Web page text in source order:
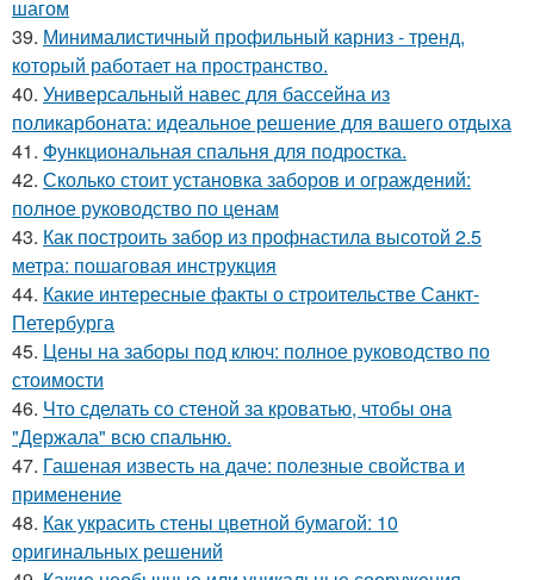
шагом
39. Минималистичный профильный карниз - тренд,
который работает на пространство.
40. Универсальный навес для бассейна из
поликарбоната: идеальное решение для вашего отдыха
41. Функциональная спальня для подростка.
42. Сколько стоит установка заборов и ограждений:
полное руководство по ценам
43. Как построить забор из профнастила высотой 2.5
метра: пошаговая инструкция
44. Какие интересные факты о строительстве Санкт-
Петербурга
45. Цены на заборы под ключ: полное руководство по
стоимости
46. Что сделать со стеной за кроватью, чтобы она
"Держала" всю спальню.
47. Гашеная известь на даче: полезные свойства и
применение
48. Как украсить стены цветной бумагой: 10
оригинальных решений